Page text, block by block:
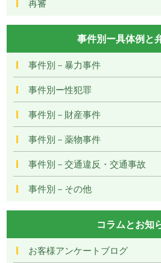
再審
事件別ー具体例と
事件別－暴力事件
事件別ー性犯罪
事件別－財産事件
事件別－薬物事件
事件別－交通違反・交通事故
事件別－その他
コラムとお知
お客様アンケートブログ